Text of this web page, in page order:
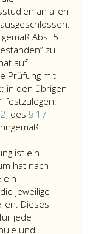
an allen
Abs. 5
zu
auf
Prüfung mit
in den übrigen
festzulegen.
, des § 17
ist ein
hat nach
ein
jeweilige
Dieses
jede
und